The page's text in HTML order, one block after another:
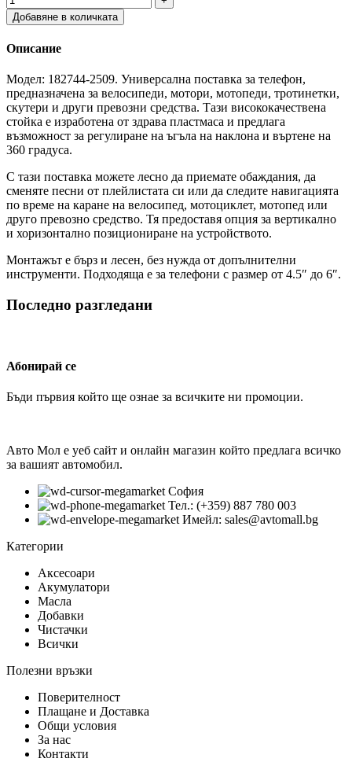
Добавяне в количката
Описание
Модел: 182744-2509. Универсална поставка за телефон,
предназначена за велосипеди, мотори, мотопеди, тротинетки,
скутери и други превозни средства. Тази висококачествена
стойка е изработена от здрава пластмаса и предлага
възможност за регулиране на ъгъла на наклона и въртене на
360 градуса.
С тази поставка можете лесно да приемате обаждания, да
сменяте песни от плейлистата си или да следите навигацията
по време на каране на велосипед, мотоциклет, мотопед или
друго превозно средство. Тя предоставя опция за вертикално
и хоризонтално позициониране на устройството.
Монтажът е бърз и лесен, без нужда от допълнителни
инструменти. Подходяща е за телефони с размер от 4.5″ до 6″.
Последно разгледани
Абонирай се
Бъди първия който ще ознае за всичките ни промоции.
Авто Мол е уеб сайт и онлайн магазин който предлага всичко
за вашият автомобил.
София
Тел.: (+359) 887 780 003
Имейл: sales@avtomall.bg
Категории
Аксесоари
Акумулатори
Масла
Добавки
Чистачки
Всички
Полезни връзки
Поверителност
Плащане и Доставка
Общи условия
За нас
Контакти